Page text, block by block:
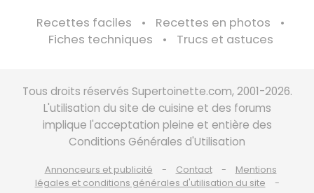
Recettes faciles
Recettes en photos
Fiches techniques
Trucs et astuces
Tous droits réservés Supertoinette.com, 2001-2026.
L'utilisation du site de cuisine et des forums
implique l'acceptation pleine et entière des
Conditions Générales d'Utilisation
Annonceurs et publicité Contact
Mentions
légales et conditions générales d'utilisation du site